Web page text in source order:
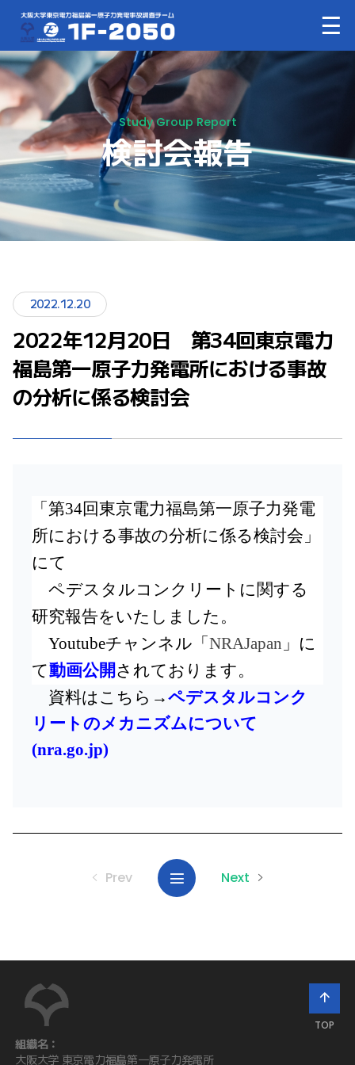
Study Group Report
検討会報告
2022.12.20
2022年12月20日 第34回東京電力
福島第一原子力発電所における事故
の分析に係る検討会
「第34回東京電力福島第一原子力発電
所における事故の分析に係る検討会」
にて
ペデスタルコンクリートに関する
研究報告をいたしました。
Youtubeチャンネル「 NRAJapan 」に
て動画公開 されております。
資料はこちら→ペデスタルコンク
リートのメカニズムについて
(nra.go.jp)
Prev Next
組織名：
大阪大学 東京電力福島第一原子力発電所